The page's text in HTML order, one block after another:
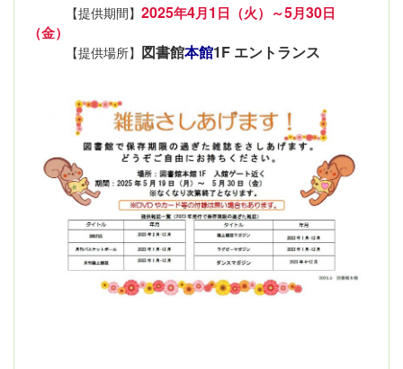
【提供期間】 2025年4月1 日（火）～5月30日
（金）
【提供場所】 図書館本館1F エントランス